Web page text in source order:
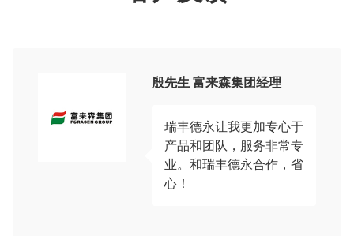
殷先生 富来森集团经理
瑞丰德永让我更加专心于
产品和团队，服务非常专
业。和瑞丰德永合作，省
心！